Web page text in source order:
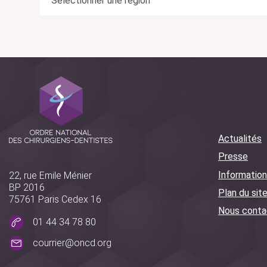
22, rue Emile Ménier
BP 2016
75761 Paris Cedex 16
01 44 34 78 80
courrier@oncd.org
Actualités
Presse
Plan du site
Nous